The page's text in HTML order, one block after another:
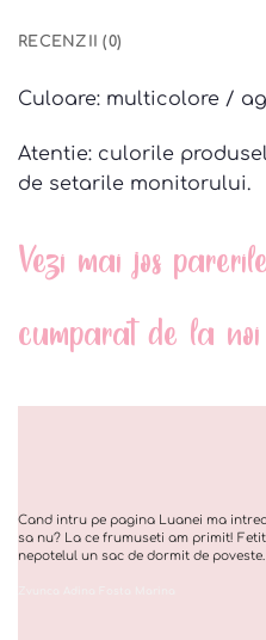
RECENZII (0)
Culoare: multicolore /
Atentie: culorile
de setarile monitorului.
Vezi mai jos
cumparat de la noi
Cand intru pe pagina Luanei ma
sa nu? La ce frumuseti am primit!
nepotelul un sac de dormit de